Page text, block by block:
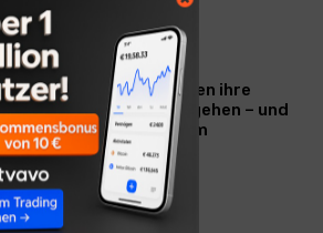
WERBUNG & MARKETING
Warum viele Unternehmen ihre
Vermarktung falsch angehen – und
warum das ihr Wachstum
ausbremst